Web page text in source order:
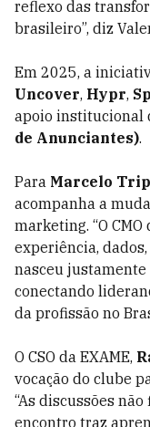
reflexo das
brasileiro”, diz
Em 2025, a
Uncover, Hypr,
apoio institucional
de Anunciantes).
Para Marcelo
acompanha a
marketing. “O
experiência,
nasceu justamente
conectando
da profissão no
O CSO da EXAME,
vocação do clube
“As discussões
encontro traz